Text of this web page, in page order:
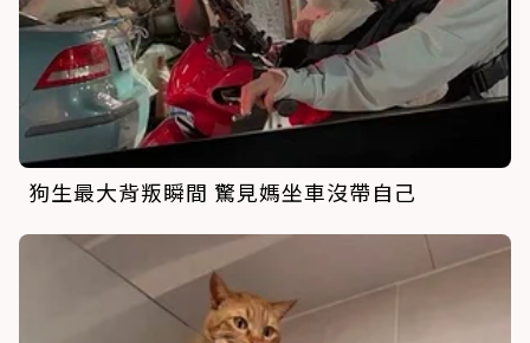
狗生最大背叛瞬間 驚見媽坐車沒帶自己